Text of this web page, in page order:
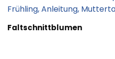
Faltschnittblumen